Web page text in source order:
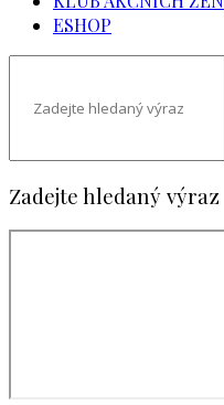
ESHOP
Zadejte hledaný výraz